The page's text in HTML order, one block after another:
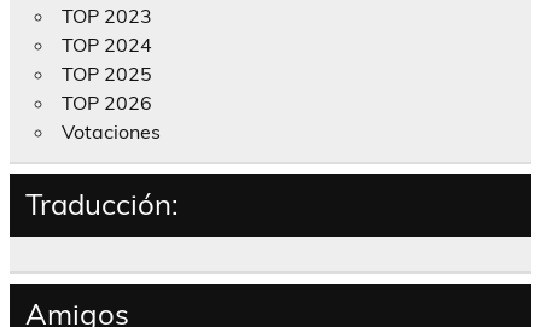
TOP 2023
TOP 2024
TOP 2025
TOP 2026
Votaciones
Traducción:
Amigos